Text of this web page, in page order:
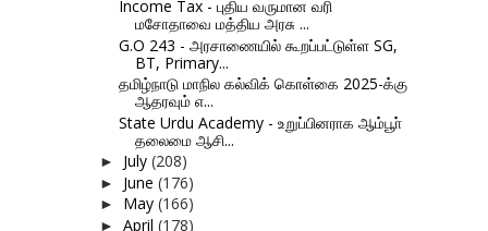
Income Tax - புதிய வருமான வரி
மசோதாவை மத்திய அரசு ...
G.O 243 - அரசாணையில் கூறப்பட்டுள்ள SG,
BT, Primary...
தமிழ்நாடு மாநில கல்விக் கொள்கை 2025-க்கு
ஆதரவும் எ...
State Urdu Academy - உறுப்பினராக ஆம்பூா்
தலைமை ஆசி...
► July (208)
► June (176)
► May (166)
► April (178)